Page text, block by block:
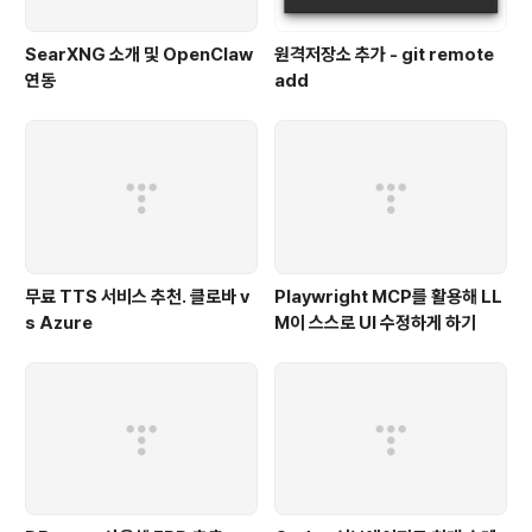
SearXNG 소개 및 OpenClaw
연동
원격저장소 추가 - git remote
add
무료 TTS 서비스 추천. 클로바 v
s Azure
Playwright MCP를 활용해 LL
M이 스스로 UI 수정하게 하기